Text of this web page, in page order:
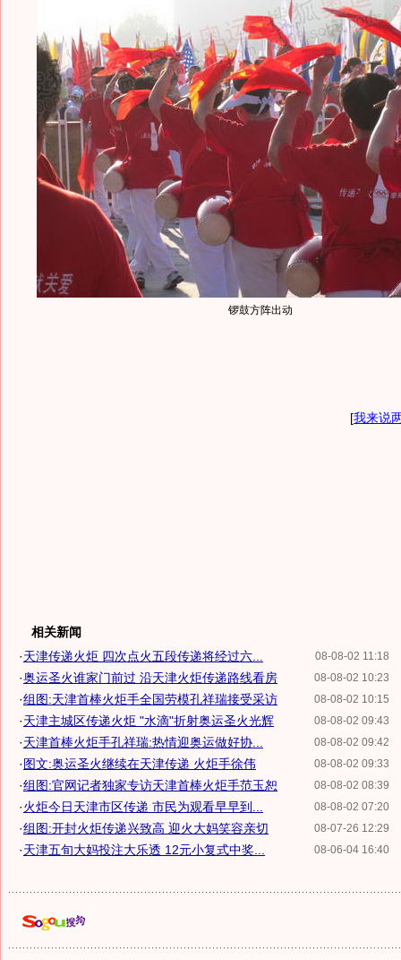
锣鼓方阵出动
[我来说
相关新闻
08-08-02 11:18
·天津传递火炬 四次点火五段传递将经过六...
08-08-02 10:23
·奥运圣火谁家门前过 沿天津火炬传递路线看房
08-08-02 10:15
·组图:天津首棒火炬手全国劳模孔祥瑞接受采访
08-08-02 09:43
·天津主城区传递火炬 "水滴"折射奥运圣火光辉
08-08-02 09:42
·天津首棒火炬手孔祥瑞:热情迎奥运做好协...
08-08-02 09:33
·图文:奥运圣火继续在天津传递 火炬手徐伟
08-08-02 08:39
·组图:官网记者独家专访天津首棒火炬手范玉恕
08-08-02 07:20
·火炬今日天津市区传递 市民为观看早早到...
08-07-26 12:29
·组图:开封火炬传递兴致高 迎火大妈笑容亲切
08-06-04 16:40
·天津五旬大妈投注大乐透 12元小复式中奖...